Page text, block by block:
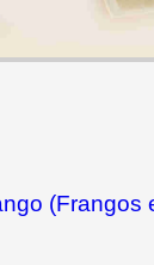
(Frangos